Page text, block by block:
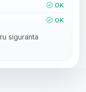
OK
OK
siguranta